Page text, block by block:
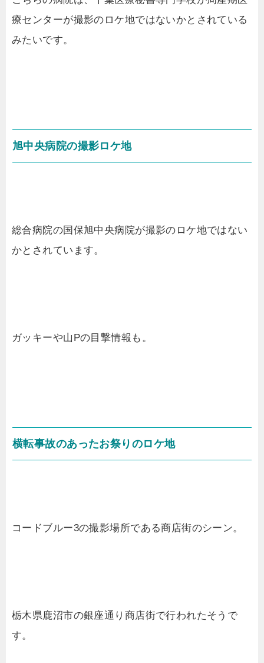
療センターが撮影のロケ地ではないかとされている
みたいです。
旭中央病院の撮影ロケ地
総合病院の国保旭中央病院が撮影のロケ地ではない
かとされています。
ガッキーや山Pの目撃情報も。
横転事故のあったお祭りのロケ地
コードブルー3の撮影場所である商店街のシーン。
栃木県鹿沼市の銀座通り商店街で行われたそうで
す。